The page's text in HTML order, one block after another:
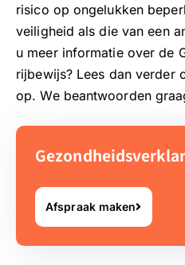
risico op ongelukken
veiligheid als die van een
u meer informatie over de
rijbewijs? Lees dan verder
op. We beantwoorden
Afspraak maken